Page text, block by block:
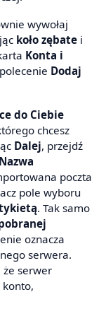
wywołaj
koło zębate i
Konta i
Dodaj
do Ciebie
chcesz
Dalej, przejdź
Nazwa
poczta
pole wyboru
. Tak samo
oznacza
serwera.
że serwer
konto,